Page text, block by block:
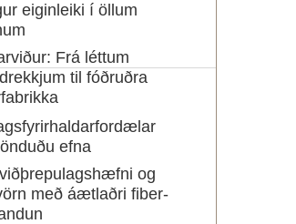
eiginleiki í öllum
Frá léttum
til fóðruðra
efna
og
með áætlaðri fiber-